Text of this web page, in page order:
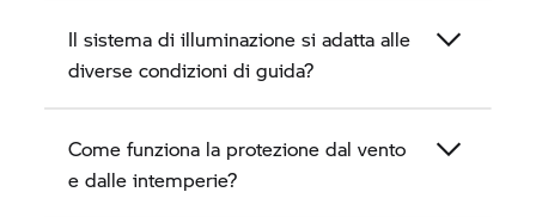
Il sistema di illuminazione si adatta alle
diverse condizioni di guida?
Come funziona la protezione dal vento
e dalle intemperie?